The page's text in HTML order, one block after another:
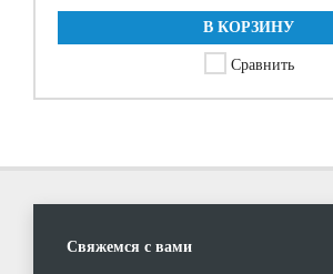
В КОРЗИНУ
Сравнить
Свяжемся с вами